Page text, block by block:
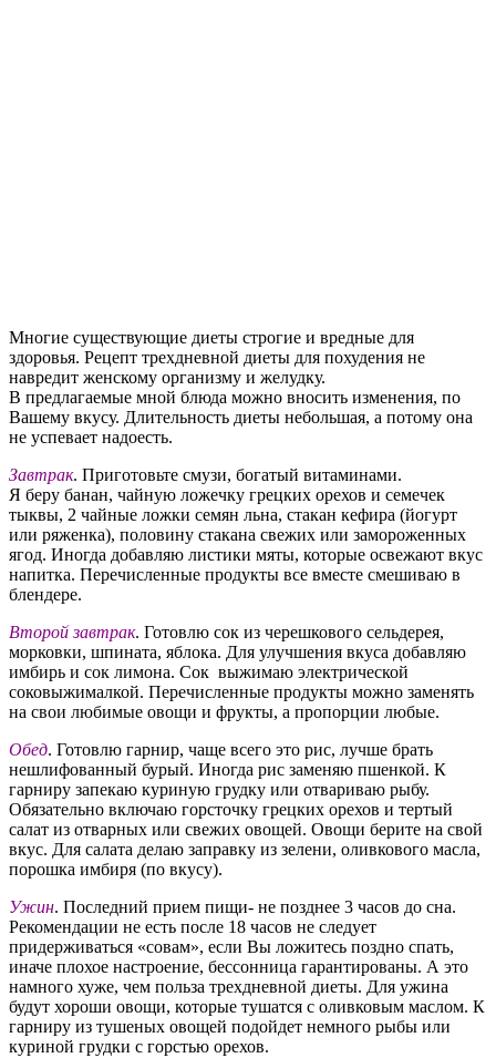
Многие существующие диеты строгие и вредные для
здоровья. Рецепт трехдневной диеты для похудения не
навредит женскому организму и желудку.
В предлагаемые мной блюда можно вносить изменения, по
Вашему вкусу. Длительность диеты небольшая, а потому она
не успевает надоесть.
Завтрак. Приготовьте смузи, богатый витаминами.
Я беру банан, чайную ложечку грецких орехов и семечек
тыквы, 2 чайные ложки семян льна, стакан кефира (йогурт
или ряженка), половину стакана свежих или замороженных
ягод. Иногда добавляю листики мяты, которые освежают вкус
напитка. Перечисленные продукты все вместе смешиваю в
блендере.
Второй завтрак. Готовлю сок из черешкового сельдерея,
морковки, шпината, яблока. Для улучшения вкуса добавляю
имбирь и сок лимона. Сок выжимаю электрической
соковыжималкой. Перечисленные продукты можно заменять
на свои любимые овощи и фрукты, а пропорции любые.
Обед. Готовлю гарнир, чаще всего это рис, лучше брать
нешлифованный бурый. Иногда рис заменяю пшенкой. К
гарниру запекаю куриную грудку или отвариваю рыбу.
Обязательно включаю горсточку грецких орехов и тертый
салат из отварных или свежих овощей. Овощи берите на свой
вкус. Для салата делаю заправку из зелени, оливкового масла,
порошка имбиря (по вкусу).
Ужин. Последний прием пищи- не позднее 3 часов до сна.
Рекомендации не есть после 18 часов не следует
придерживаться «совам», если Вы ложитесь поздно спать,
иначе плохое настроение, бессонница гарантированы. А это
намного хуже, чем польза трехдневной диеты. Для ужина
будут хороши овощи, которые тушатся с оливковым маслом. К
гарниру из тушеных овощей подойдет немного рыбы или
куриной грудки с горстью орехов.